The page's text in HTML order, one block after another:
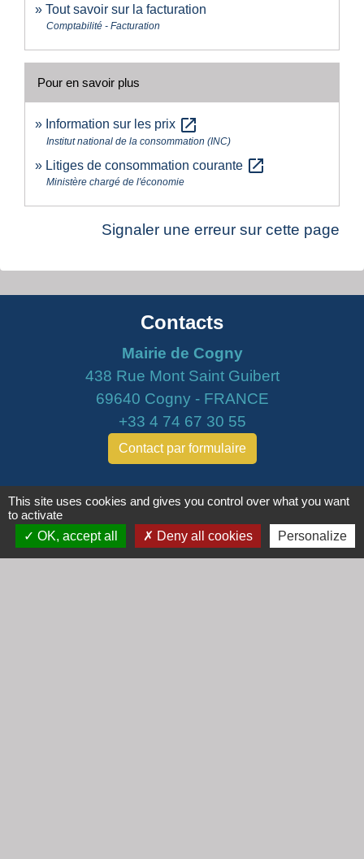
Tout savoir sur la facturation
Comptabilité - Facturation
Pour en savoir plus
Information sur les prix open_in_new
Institut national de la consommation (INC)
Litiges de consommation courante open_in_new
Ministère chargé de l'économie
Signaler une erreur sur cette page
Contacts
Mairie de Cogny
438 Rue Mont Saint Guibert
69640 Cogny - FRANCE
+33 4 74 67 30 55
Contact par formulaire
Horaires
Mardi : 8h30 - 12h00
Mercredi : 9h00 - 12h00
This site uses cookies and gives you control over what you want
to activate
OK, accept all
Deny all cookies Personalize